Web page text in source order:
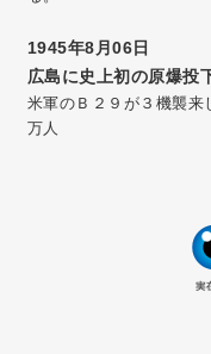
1945年8月06日
広島に史上初の原爆投
米軍のＢ２９が３機襲来
万人